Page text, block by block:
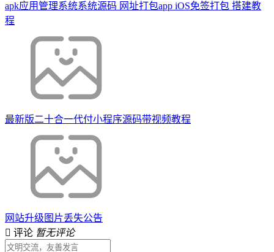
apk应用管理系统系统源码 网址打包app iOS免签打包 搭建教
程
最新版二十合一代付小程序源码带视频教程
网站升级图片丢失公告
评论 暂无评论